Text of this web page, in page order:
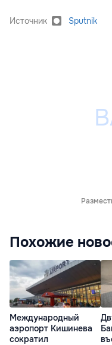
Источник Sputnik
Похожие
Международный
аэропорт Кишинева
сократил